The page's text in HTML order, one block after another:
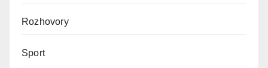
Rozhovory
Sport